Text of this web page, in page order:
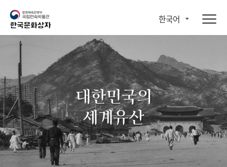
한국어
대한민국의
세계유산